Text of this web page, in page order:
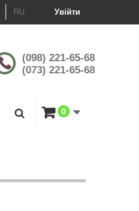
Увійти
RU
(098) 221-65-68
(073) 221-65-68
0